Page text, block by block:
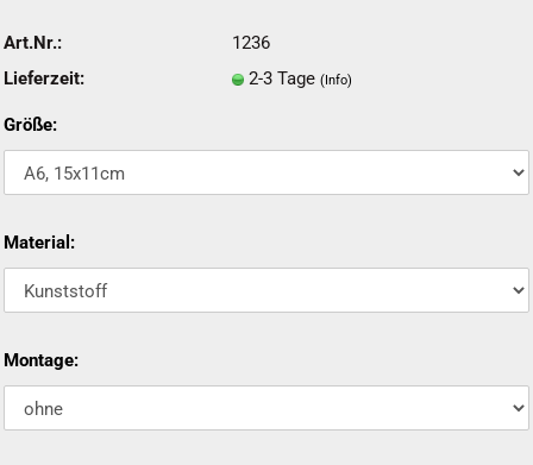
Art.Nr.:
1236
Lieferzeit:
2-3 Tage (Info)
Größe:
Material:
Montage: